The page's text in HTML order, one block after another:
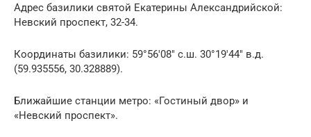
Адрес базилики святой Екатерины Александрийской:
Невский проспект, 32-34.
Координаты базилики: 59°56′08″ с.ш. 30°19′44″ в.д.
(59.935556, 30.328889).
Ближайшие станции метро: «Гостиный двор» и
«Невский проспект».